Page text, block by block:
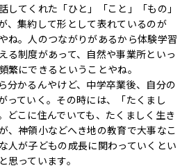
してくれた「ひと」「こと」「もの」
、集約して形として表れているのが
ね。人のつながりがあるから体験学習
る制度があって、自然や事業所といっ
繁にできるということやね。
分かるんやけど、中学卒業後、自分の
っていく。その時には、「たくまし
どこに住んでいても、たくましく生き
、神領小などへき地の教育で大事なこ
人が子どもの成長に関わっていくとい
思っています。